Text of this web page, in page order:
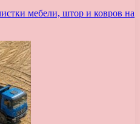
мебели, штор и ковров на